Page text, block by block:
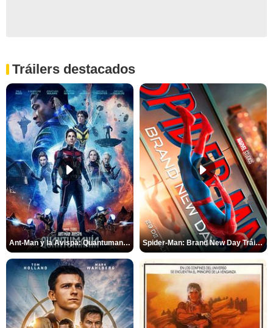
Tráilers destacados
Ant-Man y la Avispa: Quantumanía Tráiler (2) Spider-Man: Brand New Day Tráiler (3)